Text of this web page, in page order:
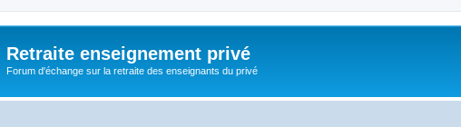
Retraite enseignement privé
Forum d'échange sur la retraite des enseignants du privé